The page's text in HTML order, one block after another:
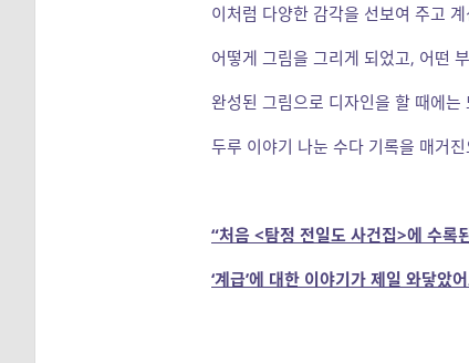
이처럼 다양한 감각을 선보여 주고
어떻게 그림을 그리게 되었고, 어떤
완성된 그림으로 디자인을 할 때에
두루 이야기 나눈 수다 기록을 매거
“처음 <탐정 전일도 사건집>에 수록
‘계급’에 대한 이야기가 제일 와닿았